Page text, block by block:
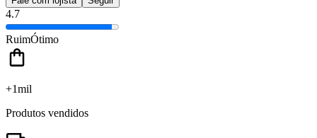
4.7
RuimÓtimo
+1mil
Produtos vendidos